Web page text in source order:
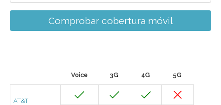
Comprobar cobertura móvil
Voice 3G 4G 5G
AT&T